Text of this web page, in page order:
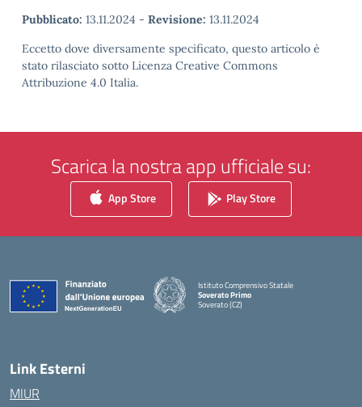
Pubblicato: 13.11.2024 - Revisione: 13.11.2024
Eccetto dove diversamente specificato, questo articolo è
stato rilasciato sotto Licenza Creative Commons
Attribuzione 4.0 Italia.
Scarica la nostra app ufficiale su:
App Store Play Store
Istituto Comprensivo Statale
Soverato Primo
Soverato (CZ)
Link Esterni
MIUR